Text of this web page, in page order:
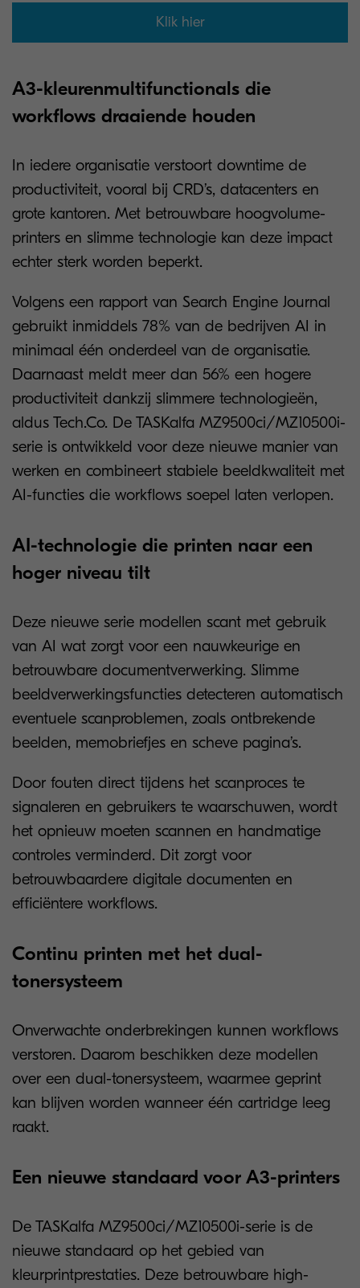
Klik hier
A3-kleurenmultifunctionals die
workflows draaiende houden
In iedere organisatie verstoort downtime de
productiviteit, vooral bij CRD’s, datacenters en
grote kantoren. Met betrouwbare hoogvolume-
printers en slimme technologie kan deze impact
echter sterk worden beperkt.
Volgens een rapport van Search Engine Journal
gebruikt inmiddels 78% van de bedrijven AI in
minimaal één onderdeel van de organisatie.
Daarnaast meldt meer dan 56% een hogere
productiviteit dankzij slimmere technologieën,
aldus Tech.Co. De TASKalfa MZ9500ci/MZ10500i-
serie is ontwikkeld voor deze nieuwe manier van
werken en combineert stabiele beeldkwaliteit met
AI-functies die workflows soepel laten verlopen.
AI-technologie die printen naar een
hoger niveau tilt
Deze nieuwe serie modellen scant met gebruik
van AI wat zorgt voor een nauwkeurige en
betrouwbare documentverwerking. Slimme
beeldverwerkingsfuncties detecteren automatisch
eventuele scanproblemen, zoals ontbrekende
beelden, memobriefjes en scheve pagina’s.
Door fouten direct tijdens het scanproces te
signaleren en gebruikers te waarschuwen, wordt
het opnieuw moeten scannen en handmatige
controles verminderd. Dit zorgt voor
betrouwbaardere digitale documenten en
efficiëntere workflows.
Continu printen met het dual-
tonersysteem
Onverwachte onderbrekingen kunnen workflows
verstoren. Daarom beschikken deze modellen
over een dual-tonersysteem, waarmee geprint
kan blijven worden wanneer één cartridge leeg
raakt.
Een nieuwe standaard voor A3-printers
De TASKalfa MZ9500ci/MZ10500i-serie is de
nieuwe standaard op het gebied van
kleurprintprestaties. Deze betrouwbare high-